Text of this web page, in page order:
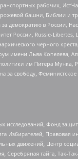
рабочих,
башни, Библии и
в России,
России, Russie-Libertes,
черного
имени Льва Копелева,
им Питера Мунка,
свободу, Феминистское
Фонд
Правовая
движений, Центр
тайга, Так-